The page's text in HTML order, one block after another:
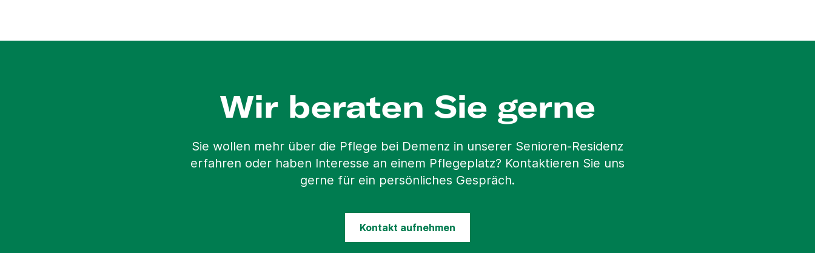
Wir beraten Sie gerne
Sie wollen mehr über die Pflege bei Demenz in unserer Senioren-Residenz
erfahren oder haben Interesse an einem Pflegeplatz? Kontaktieren Sie uns
gerne für ein persönliches Gespräch.
Kontakt aufnehmen